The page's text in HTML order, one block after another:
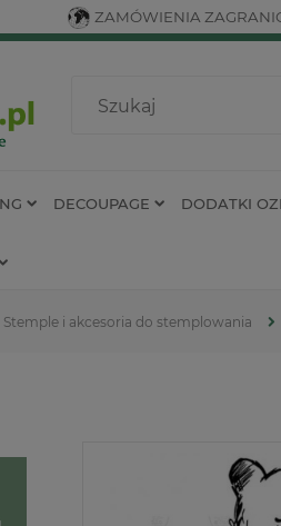
ZAMÓWIENIA
DECOUPAGE DODATKI
Stemple i akcesoria do stemplowania